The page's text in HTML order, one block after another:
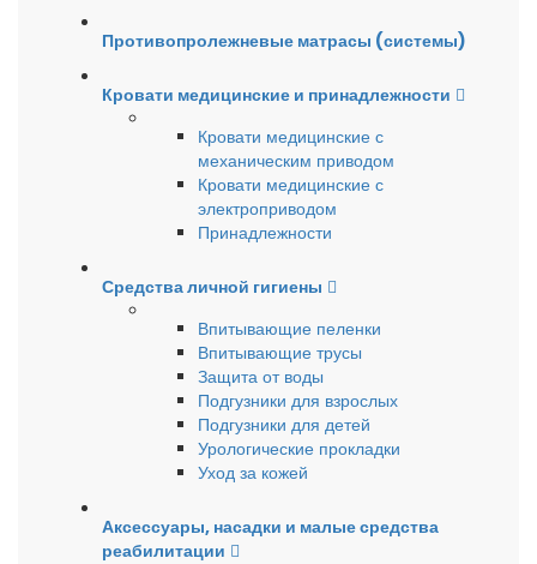
Противопролежневые матрасы (системы)
Кровати медицинские и принадлежности
Кровати медицинские с
механическим приводом
Кровати медицинские с
электроприводом
Принадлежности
Средства личной гигиены
Впитывающие пеленки
Впитывающие трусы
Защита от воды
Подгузники для взрослых
Подгузники для детей
Урологические прокладки
Уход за кожей
Аксессуары, насадки и малые средства
реабилитации